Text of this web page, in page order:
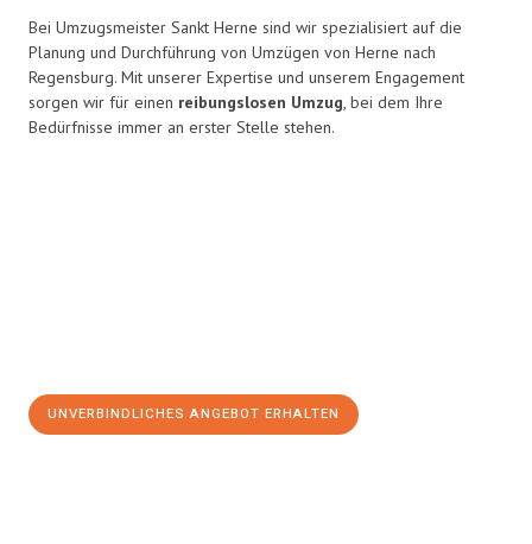
Bei Umzugsmeister Sankt Herne sind wir spezialisiert auf die
Planung und Durchführung von Umzügen von Herne nach
Regensburg. Mit unserer Expertise und unserem Engagement
sorgen wir für einen reibungslosen Umzug, bei dem Ihre
Bedürfnisse immer an erster Stelle stehen.
UNVERBINDLICHES ANGEBOT ERHALTEN